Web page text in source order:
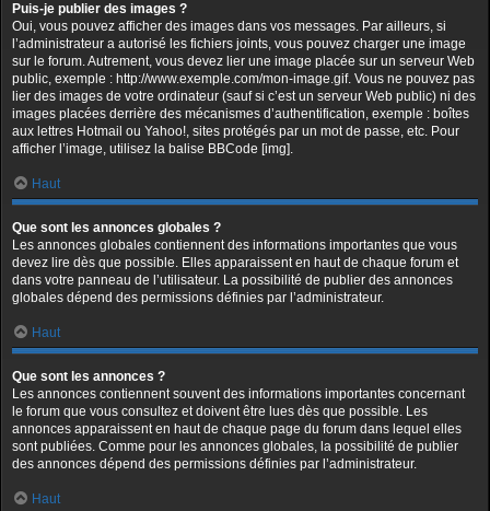
Puis-je publier des images ?
Oui, vous pouvez afficher des images dans vos messages. Par ailleurs, si
l’administrateur a autorisé les fichiers joints, vous pouvez charger une image
sur le forum. Autrement, vous devez lier une image placée sur un serveur Web
public, exemple : http://www.exemple.com/mon-image.gif. Vous ne pouvez pas
lier des images de votre ordinateur (sauf si c’est un serveur Web public) ni des
images placées derrière des mécanismes d’authentification, exemple : boîtes
aux lettres Hotmail ou Yahoo!, sites protégés par un mot de passe, etc. Pour
afficher l’image, utilisez la balise BBCode [img].
Haut
Que sont les annonces globales ?
Les annonces globales contiennent des informations importantes que vous
devez lire dès que possible. Elles apparaissent en haut de chaque forum et
dans votre panneau de l’utilisateur. La possibilité de publier des annonces
globales dépend des permissions définies par l’administrateur.
Haut
Que sont les annonces ?
Les annonces contiennent souvent des informations importantes concernant
le forum que vous consultez et doivent être lues dès que possible. Les
annonces apparaissent en haut de chaque page du forum dans lequel elles
sont publiées. Comme pour les annonces globales, la possibilité de publier
des annonces dépend des permissions définies par l’administrateur.
Haut